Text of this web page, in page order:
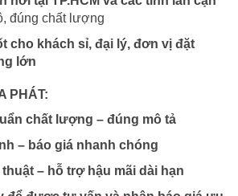
đúng chất lượng
cho khách sỉ, đại lý, đơn vị đặt
lớn
PHÁT:
chất lượng – đúng mô tả
– báo giá nhanh chóng
– hỗ trợ hậu mãi dài hạn